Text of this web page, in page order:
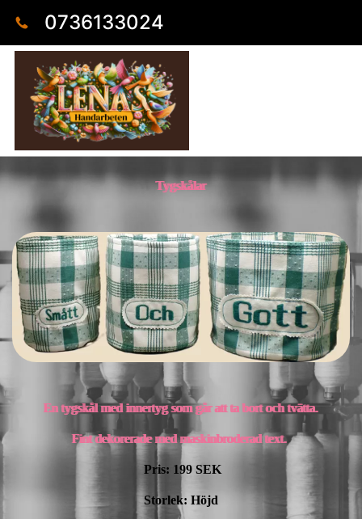
0736133024
Tygskålar
En tygskål med innertyg som går att ta bort och tvätta.
Fint dekorerade med maskinbroderad text.
Pris: 199 SEK
Storlek: Höjd